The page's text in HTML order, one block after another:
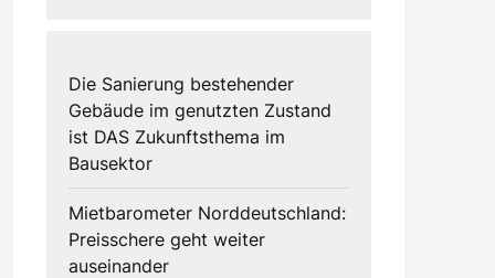
Die Sanierung bestehender
Gebäude im genutzten Zustand
ist DAS Zukunftsthema im
Bausektor
Mietbarometer Norddeutschland:
Preisschere geht weiter
auseinander